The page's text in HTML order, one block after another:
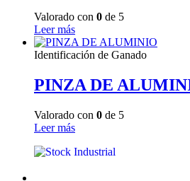
Valorado con 0 de 5
Leer más
Identificación de Ganado
PINZA DE
Valorado con 0 de 5
Leer más